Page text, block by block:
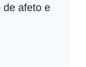
de afeto e